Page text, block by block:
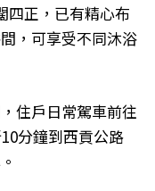
四正，已有精心布
，可享受不同沐浴
住戶日常駕車前往
分鐘到西貢公路